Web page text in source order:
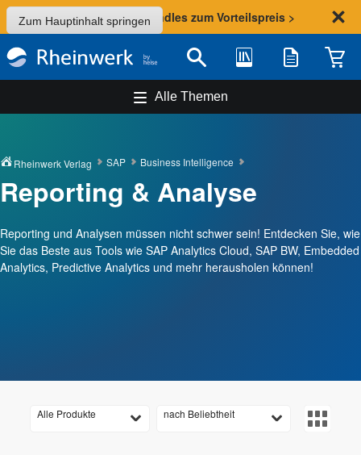
Zum Hauptinhalt springen
Sommer-Aktion: Bundles zum Vorteilspreis >
Suche Bibliothek Merkliste
Alle Themen
Rheinwerk Verlag SAP Business Intelligence
Reporting & Analyse
Reporting und Analysen müssen nicht schwer sein! Entdecken Sie, wie
Sie das Beste aus Tools wie SAP Analytics Cloud, SAP BW, Embedded
Analytics, Predictive Analytics und mehr herausholen können!
Alle Produkte nach Beliebtheit